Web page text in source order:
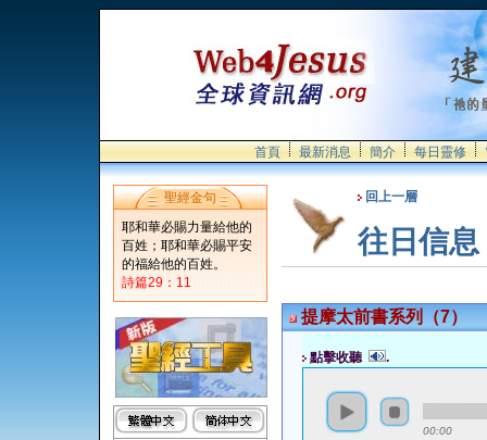
首頁 最新消息 簡介 每日靈修
聖經金句
耶和華必賜力量給他的
百姓；耶和華必賜平安
的福給他的百姓。
詩篇29：11
回上一層
往日信息
提摩太前書系列（7）
點擊收聽 .
00:00